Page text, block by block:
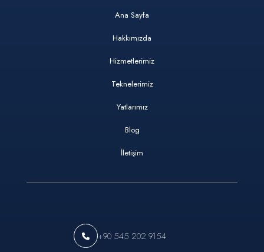
Ana Sayfa
Hakkımızda
Hizmetlerimiz
Teknelerimiz
Yatlarımız
Blog
İletişim
+90 545 202 9154